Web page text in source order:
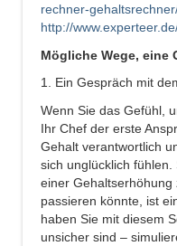
rechner-
http://
Mögliche Wege, eine
1. Ein Gespräch mit
Wenn Sie das Gefühl,
Ihr Chef der erste
Gehalt verantwortlich
sich unglücklich
einer
passieren könnte, ist
haben Sie mit diesem
unsicher sind –